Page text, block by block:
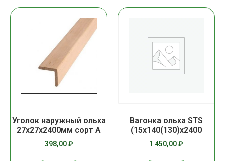
Уголок наружный ольха
27х27х2400мм сорт А
398,00₽
Вагонка ольха STS
(15х140(130)х2400
1 450,00₽